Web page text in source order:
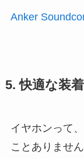
Anker
5. 快適な装
イヤホンって
ことありませ